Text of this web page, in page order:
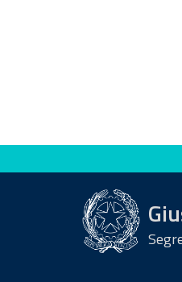
Valuta questo